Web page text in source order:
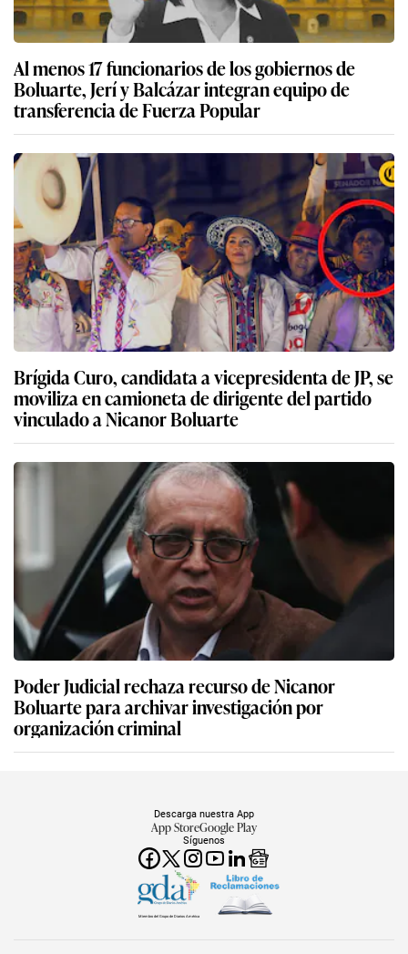
Al menos 17 funcionarios de los gobiernos de
Boluarte, Jerí y Balcázar integran equipo de
transferencia de Fuerza Popular
Brígida Curo, candidata a vicepresidenta de JP, se
moviliza en camioneta de dirigente del partido
vinculado a Nicanor Boluarte
Poder Judicial rechaza recurso de Nicanor
Boluarte para archivar investigación por
organización criminal
Síguenos
Descarga nuestra App
App StoreGoogle Play
Miembro del Grupo de Diarios América